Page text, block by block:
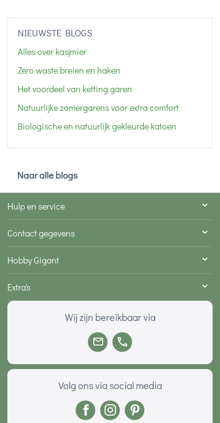
NIEUWSTE BLOGS
Alles over kasjmier
Zero waste breien en haken
Het voordeel van ketting garen
Natuurlijke zomergarens voor extra comfort
Biologische en natuurlijk gekleurde katoen
Naar alle blogs
Hulp en service
Contact gegevens
Hobby Gigant
Extra's
Wij zijn bereikbaar via
Volg ons via social media